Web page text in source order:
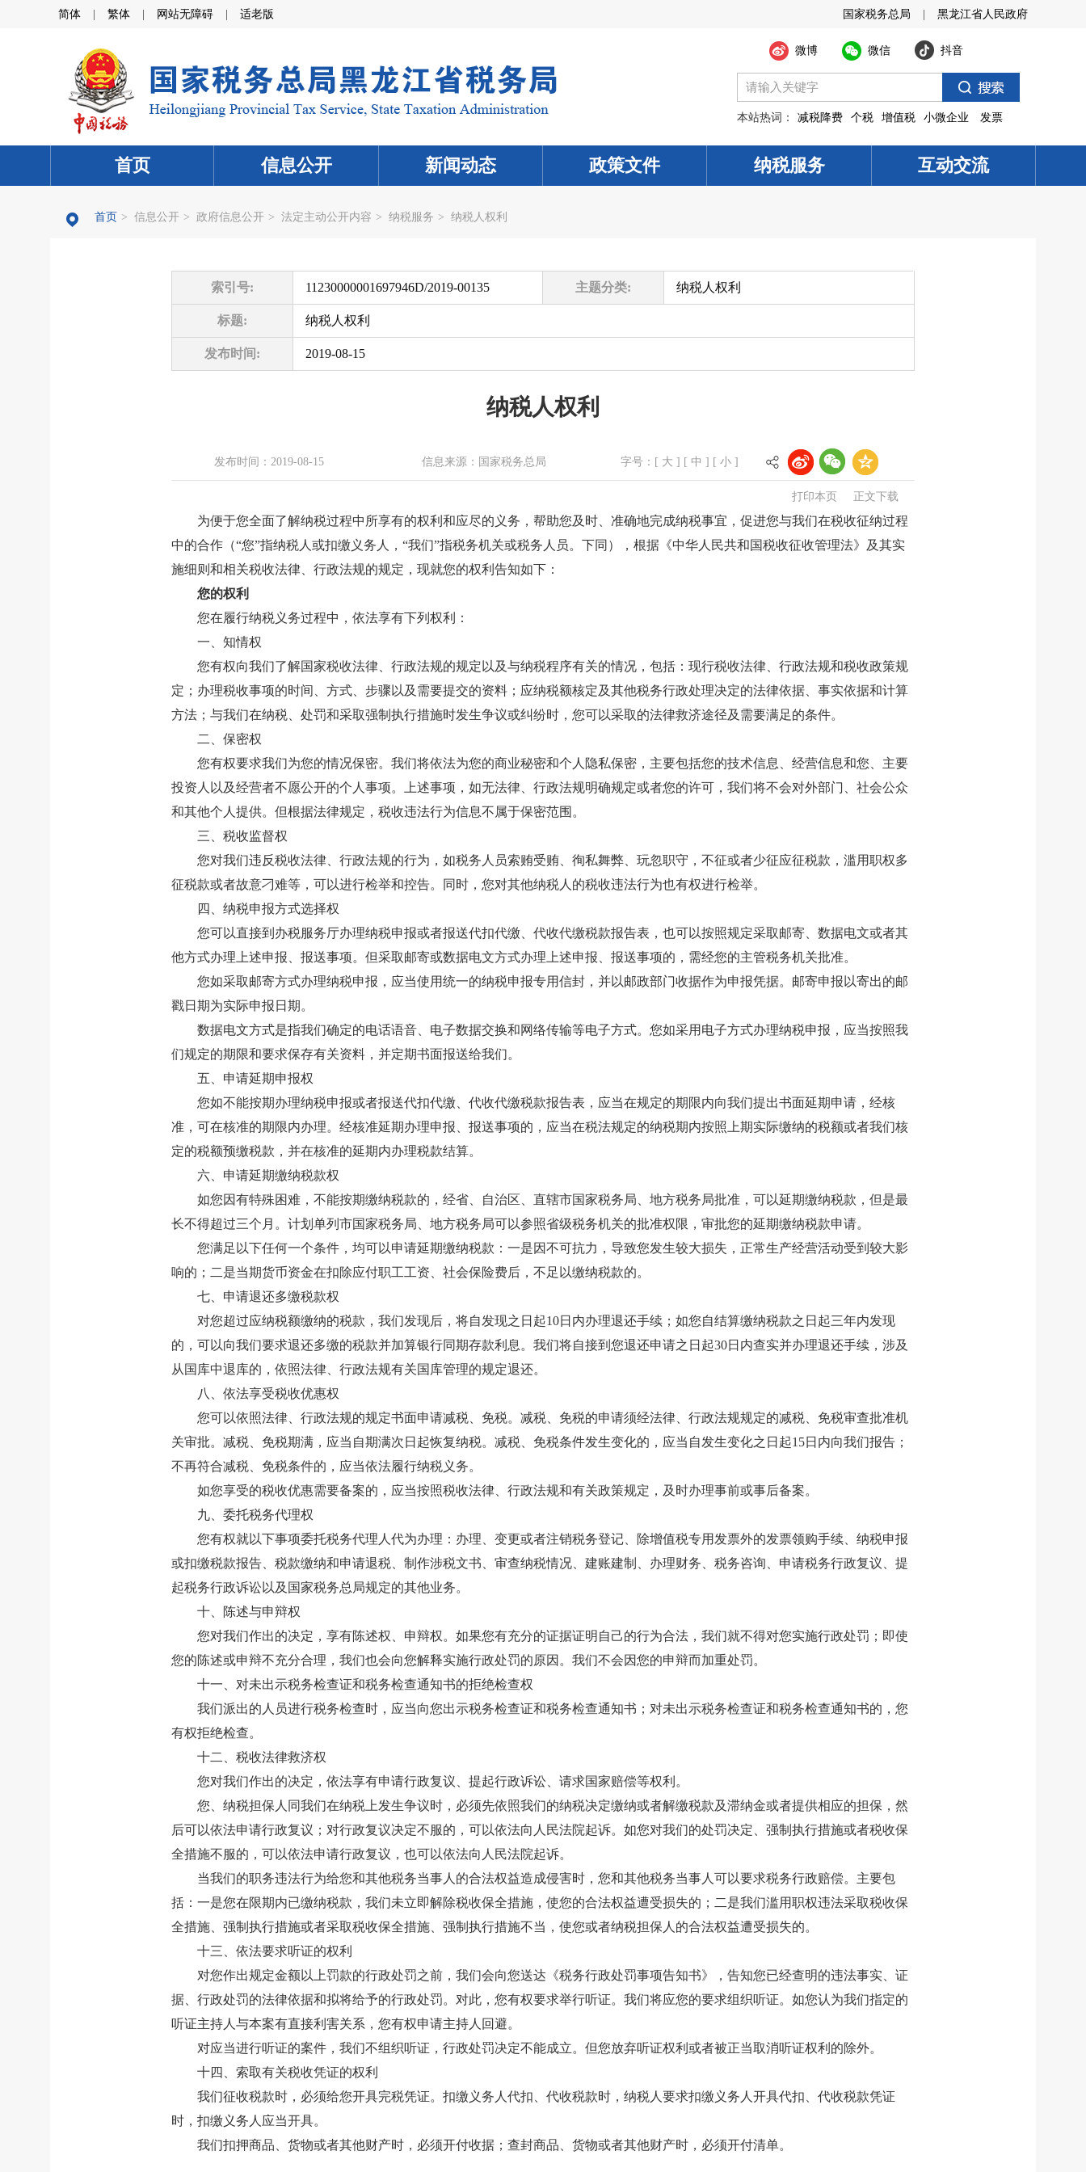
简体 繁体 网站无障碍 适老版 黑龙江省人民政府
国家税务总局
微博 微信 抖音
本站热词： 减税降费 个税 增值税 小微企业 发票
首页 信息公开 新闻动态 政策文件 纳税服务 互动交流
首页 > 信息公开 > 政府信息公开 > 法定主动公开内容 > 纳税服务 > 纳税人权利
索引号: 11230000001697946D/2019-00135 主题分类: 纳税人权利
标题: 纳税人权利
发布时间: 2019-08-15
纳税人权利
发布时间：2019-08-15 信息来源： 国家税务总局 字号：[ 大 ] [ 中 ] [ 小 ]
打印本页 正文下载
为便于您全面了解纳税过程中所享有的权利和应尽的义务，帮助您及时、准确地完成纳税事宜，促进您与我们在税收征纳过程
中的合作（“您”指纳税人或扣缴义务人，“我们”指税务机关或税务人员。下同），根据《中华人民共和国税收征收管理法》及其实
施细则和相关税收法律、行政法规的规定，现就您的权利告知如下：
您的权利
您在履行纳税义务过程中，依法享有下列权利：
一、知情权
您有权向我们了解国家税收法律、行政法规的规定以及与纳税程序有关的情况，包括：现行税收法律、行政法规和税收政策规
定；办理税收事项的时间、方式、步骤以及需要提交的资料；应纳税额核定及其他税务行政处理决定的法律依据、事实依据和计算
方法；与我们在纳税、处罚和采取强制执行措施时发生争议或纠纷时，您可以采取的法律救济途径及需要满足的条件。
二、保密权
您有权要求我们为您的情况保密。我们将依法为您的商业秘密和个人隐私保密，主要包括您的技术信息、经营信息和您、主要
投资人以及经营者不愿公开的个人事项。上述事项，如无法律、行政法规明确规定或者您的许可，我们将不会对外部门、社会公众
和其他个人提供。但根据法律规定，税收违法行为信息不属于保密范围。
三、税收监督权
您对我们违反税收法律、行政法规的行为，如税务人员索贿受贿、徇私舞弊、玩忽职守，不征或者少征应征税款，滥用职权多
征税款或者故意刁难等，可以进行检举和控告。同时，您对其他纳税人的税收违法行为也有权进行检举。
四、纳税申报方式选择权
您可以直接到办税服务厅办理纳税申报或者报送代扣代缴、代收代缴税款报告表，也可以按照规定采取邮寄、数据电文或者其
他方式办理上述申报、报送事项。但采取邮寄或数据电文方式办理上述申报、报送事项的，需经您的主管税务机关批准。
您如采取邮寄方式办理纳税申报，应当使用统一的纳税申报专用信封，并以邮政部门收据作为申报凭据。邮寄申报以寄出的邮
戳日期为实际申报日期。
数据电文方式是指我们确定的电话语音、电子数据交换和网络传输等电子方式。您如采用电子方式办理纳税申报，应当按照我
们规定的期限和要求保存有关资料，并定期书面报送给我们。
五、申请延期申报权
您如不能按期办理纳税申报或者报送代扣代缴、代收代缴税款报告表，应当在规定的期限内向我们提出书面延期申请，经核
准，可在核准的期限内办理。经核准延期办理申报、报送事项的，应当在税法规定的纳税期内按照上期实际缴纳的税额或者我们核
定的税额预缴税款，并在核准的延期内办理税款结算。
六、申请延期缴纳税款权
如您因有特殊困难，不能按期缴纳税款的，经省、自治区、直辖市国家税务局、地方税务局批准，可以延期缴纳税款，但是最
长不得超过三个月。计划单列市国家税务局、地方税务局可以参照省级税务机关的批准权限，审批您的延期缴纳税款申请。
您满足以下任何一个条件，均可以申请延期缴纳税款：一是因不可抗力，导致您发生较大损失，正常生产经营活动受到较大影
响的；二是当期货币资金在扣除应付职工工资、社会保险费后，不足以缴纳税款的。
七、申请退还多缴税款权
对您超过应纳税额缴纳的税款，我们发现后，将自发现之日起10日内办理退还手续；如您自结算缴纳税款之日起三年内发现
的，可以向我们要求退还多缴的税款并加算银行同期存款利息。我们将自接到您退还申请之日起30日内查实并办理退还手续，涉及
从国库中退库的，依照法律、行政法规有关国库管理的规定退还。
八、依法享受税收优惠权
您可以依照法律、行政法规的规定书面申请减税、免税。减税、免税的申请须经法律、行政法规规定的减税、免税审查批准机
关审批。减税、免税期满，应当自期满次日起恢复纳税。减税、免税条件发生变化的，应当自发生变化之日起15日内向我们报告；
不再符合减税、免税条件的，应当依法履行纳税义务。
如您享受的税收优惠需要备案的，应当按照税收法律、行政法规和有关政策规定，及时办理事前或事后备案。
九、委托税务代理权
您有权就以下事项委托税务代理人代为办理：办理、变更或者注销税务登记、除增值税专用发票外的发票领购手续、纳税申报
或扣缴税款报告、税款缴纳和申请退税、制作涉税文书、审查纳税情况、建账建制、办理财务、税务咨询、申请税务行政复议、提
起税务行政诉讼以及国家税务总局规定的其他业务。
十、陈述与申辩权
您对我们作出的决定，享有陈述权、申辩权。如果您有充分的证据证明自己的行为合法，我们就不得对您实施行政处罚；即使
您的陈述或申辩不充分合理，我们也会向您解释实施行政处罚的原因。我们不会因您的申辩而加重处罚。
十一、对未出示税务检查证和税务检查通知书的拒绝检查权
我们派出的人员进行税务检查时，应当向您出示税务检查证和税务检查通知书；对未出示税务检查证和税务检查通知书的，您
有权拒绝检查。
十二、税收法律救济权
您对我们作出的决定，依法享有申请行政复议、提起行政诉讼、请求国家赔偿等权利。
您、纳税担保人同我们在纳税上发生争议时，必须先依照我们的纳税决定缴纳或者解缴税款及滞纳金或者提供相应的担保，然
后可以依法申请行政复议；对行政复议决定不服的，可以依法向人民法院起诉。如您对我们的处罚决定、强制执行措施或者税收保
全措施不服的，可以依法申请行政复议，也可以依法向人民法院起诉。
当我们的职务违法行为给您和其他税务当事人的合法权益造成侵害时，您和其他税务当事人可以要求税务行政赔偿。主要包
括：一是您在限期内已缴纳税款，我们未立即解除税收保全措施，使您的合法权益遭受损失的；二是我们滥用职权违法采取税收保
全措施、强制执行措施或者采取税收保全措施、强制执行措施不当，使您或者纳税担保人的合法权益遭受损失的。
十三、依法要求听证的权利
对您作出规定金额以上罚款的行政处罚之前，我们会向您送达《税务行政处罚事项告知书》，告知您已经查明的违法事实、证
据、行政处罚的法律依据和拟将给予的行政处罚。对此，您有权要求举行听证。我们将应您的要求组织听证。如您认为我们指定的
听证主持人与本案有直接利害关系，您有权申请主持人回避。
对应当进行听证的案件，我们不组织听证，行政处罚决定不能成立。但您放弃听证权利或者被正当取消听证权利的除外。
十四、索取有关税收凭证的权利
我们征收税款时，必须给您开具完税凭证。扣缴义务人代扣、代收税款时，纳税人要求扣缴义务人开具代扣、代收税款凭证
时，扣缴义务人应当开具。
我们扣押商品、货物或者其他财产时，必须开付收据；查封商品、货物或者其他财产时，必须开付清单。